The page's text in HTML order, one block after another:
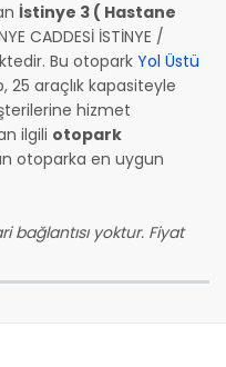
İstinye 3 ( Hastane
CADDESİ İSTİNYE /
Bu otopark Yol Üstü
25 araçlık kapasiteyle
hizmet
ilgili otopark
otoparka en uygun
bağlantısı yoktur. Fiyat